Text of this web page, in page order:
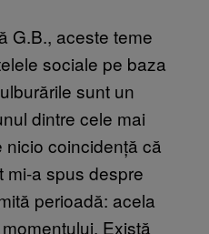
G.B., aceste teme
sociale pe baza
sunt un
dintre cele mai
coincidență că
mi-a spus despre
perioadă: acela
Există